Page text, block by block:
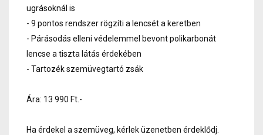
ugrásoknál is
- 9 pontos rendszer rögzíti a lencsét a keretben
- Párásodás elleni védelemmel bevont polikarbonát
lencse a tiszta látás érdekében
- Tartozék szemüvegtartó zsák
Ára: 13 990 Ft.-
Ha érdekel a szemüveg, kérlek üzenetben érdeklődj.